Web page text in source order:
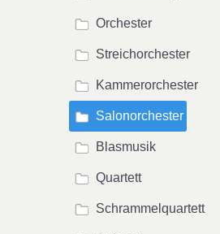
Orchester
Streichorchester
Kammerorchester
Salonorchester
Blasmusik
Quartett
Schrammelquartett